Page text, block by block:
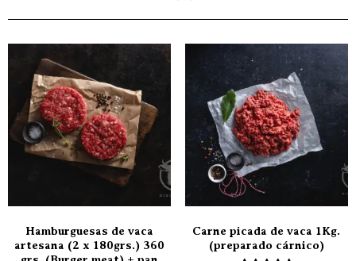
Hamburguesas de vaca
artesana (2 x 180grs.) 360
Carne picada de vaca 1Kg.
(preparado cárnico)